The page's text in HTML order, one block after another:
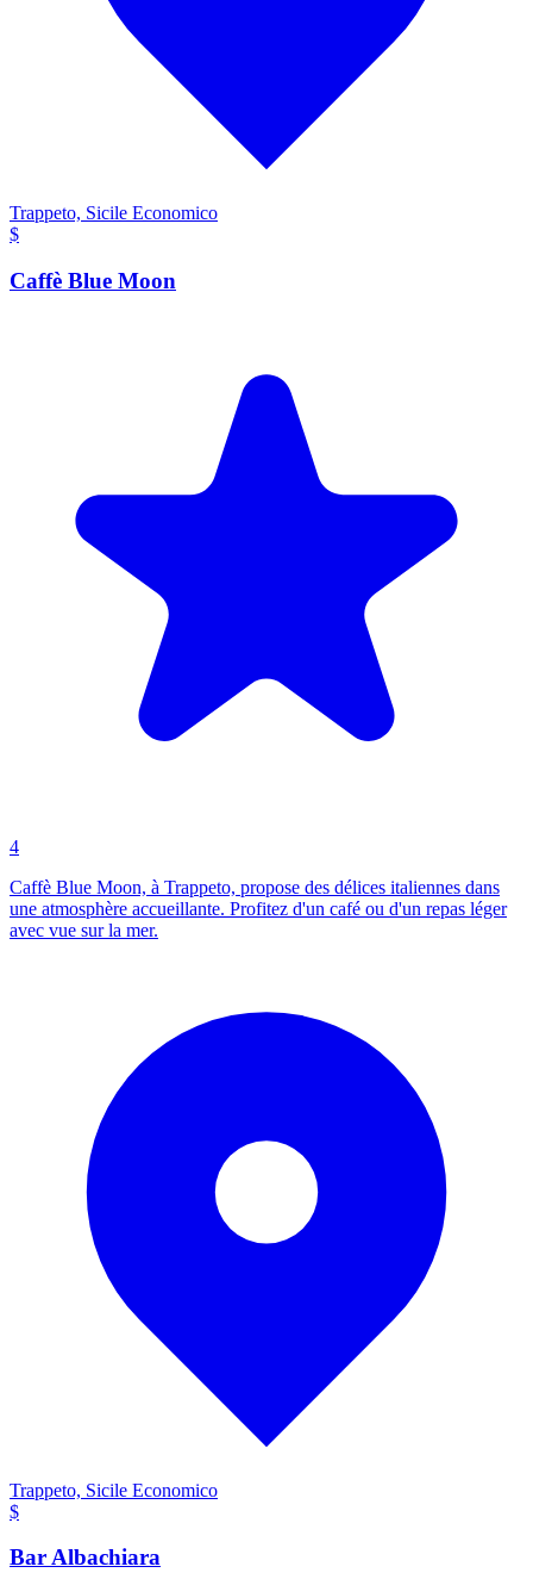
Trappeto, Sicile Economico
$
Caffè Blue Moon
4
Caffè Blue Moon, à Trappeto, propose des délices italiennes dans
une atmosphère accueillante. Profitez d'un café ou d'un repas léger
avec vue sur la mer.
Trappeto, Sicile Economico
$
Bar Albachiara